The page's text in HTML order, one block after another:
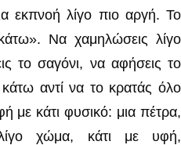
εκπνοή λίγο πιο αργή. Το
Να χαμηλώσεις λίγο
το σαγόνι, να αφήσεις το
αντί να το κρατάς όλο
με κάτι φυσικό: μια πέτρα,
χώμα, κάτι με υφή,